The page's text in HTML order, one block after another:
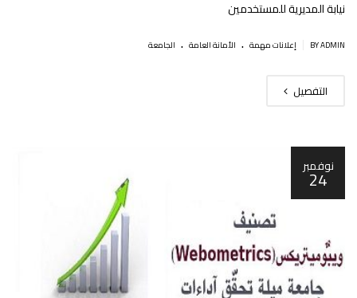
نيابة المديرية للمستخدمين
BY ADMIN إعلانات مهمة . اﻷمانة العامة . الجامعة
التفصيل
نوفمبر
24